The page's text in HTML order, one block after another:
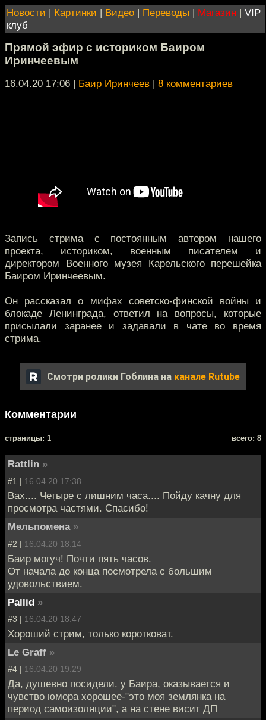
Новости | Картинки | Видео | Переводы | Магазин | VIP
клуб
Прямой эфир с историком Баиром
Иринчеевым
16.04.20 17:06 | Баир Иринчеев | 8 комментариев
Запись стрима с постоянным автором нашего
проекта, историком, военным писателем и
директором Военного музея Карельского перешейка
Баиром Иринчеевым.
Он рассказал о мифах советско-финской войны и
блокаде Ленинграда, ответил на вопросы, которые
присылали заранее и задавали в чате во время
стрима.
Смотри ролики Гоблина на канале Rutube
Комментарии
cтраницы: 1 всего: 8
Rattlin »
#1 | 16.04.20 17:38
Вах.... Четыре с лишним часа.... Пойду качну для
просмотра частями. Спасибо!
Мельпомена »
#2 | 16.04.20 18:14
Баир могуч! Почти пять часов.
От начала до конца посмотрела с большим
удовольствием.
Pallid »
#3 | 16.04.20 18:47
Хороший стрим, только коротковат.
Le Graff »
#4 | 16.04.20 19:29
Да, душевно посидели. у Баира, оказывается и
чувство юмора хорошее-"это моя землянка на
период самоизоляции", а на стене висит ДП